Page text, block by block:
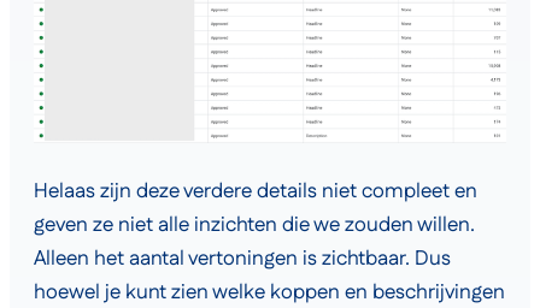
Helaas zijn deze verdere details niet compleet en
geven ze niet alle inzichten die we zouden willen.
Alleen het aantal vertoningen is zichtbaar. Dus
hoewel je kunt zien welke koppen en beschrijvingen